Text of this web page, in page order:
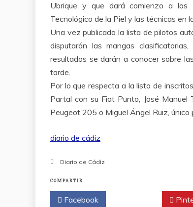
Ubrique y que dará comienzo a las
Tecnológico de la Piel y las técnicas en
Una vez publicada la lista de pilotos
disputarán las mangas
resultados se darán a conocer sobre
tarde.
Por lo que respecta a la lista de
Partal con su Fiat Punto, José Manuel
Peugeot 205 o Miguel Ángel Ruiz,
diario de cádiz
Diario de Cádiz
COMPARTIR
Facebook